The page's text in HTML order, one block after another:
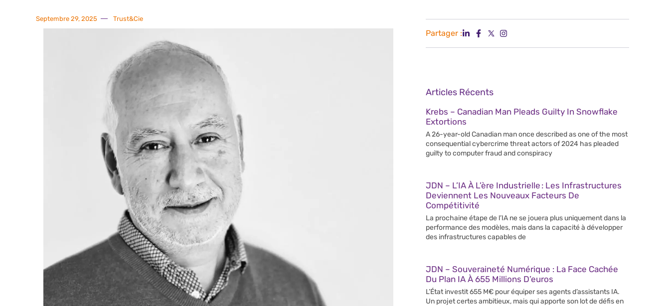
Septembre 29, 2025 Trust&Cie
Partager :
Articles Récents
Krebs – Canadian Man Pleads Guilty In Snowflake
Extortions
A 26-year-old Canadian man once described as one of the most
consequential cybercrime threat actors of 2024 has pleaded
guilty to computer fraud and conspiracy
JDN – L’IA À L’ère Industrielle : Les Infrastructures
Deviennent Les Nouveaux Facteurs De
Compétitivité
La prochaine étape de l’IA ne se jouera plus uniquement dans la
performance des modèles, mais dans la capacité à développer
des infrastructures capables de
JDN – Souveraineté Numérique : La Face Cachée
Du Plan IA À 655 Millions D’euros
L’État investit 655 M€ pour équiper ses agents d’assistants IA.
Un projet certes ambitieux, mais qui apporte son lot de défis en